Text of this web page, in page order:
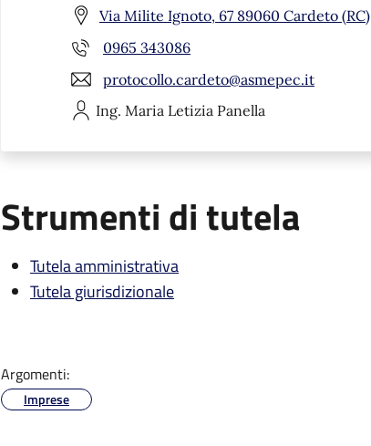
Via Milite Ignoto, 67 89060 Cardeto (RC)
0965 343086
protocollo.cardeto@asmepec.it
Ing. Maria Letizia Panella
Strumenti di tutela
Tutela amministrativa
Tutela giurisdizionale
Argomenti:
Imprese